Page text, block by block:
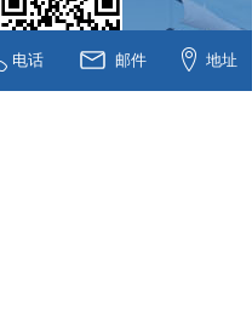
电话 邮件 地址